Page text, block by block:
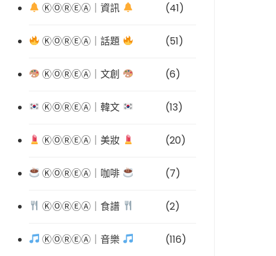
ⓀⓄⓇⒺⒶ｜資訊 (41)
ⓀⓄⓇⒺⒶ｜話題 (51)
ⓀⓄⓇⒺⒶ｜文創 (6)
ⓀⓄⓇⒺⒶ｜韓文 (13)
ⓀⓄⓇⒺⒶ｜美妝 (20)
ⓀⓄⓇⒺⒶ｜咖啡 (7)
ⓀⓄⓇⒺⒶ｜食譜 (2)
ⓀⓄⓇⒺⒶ｜音樂 (116)